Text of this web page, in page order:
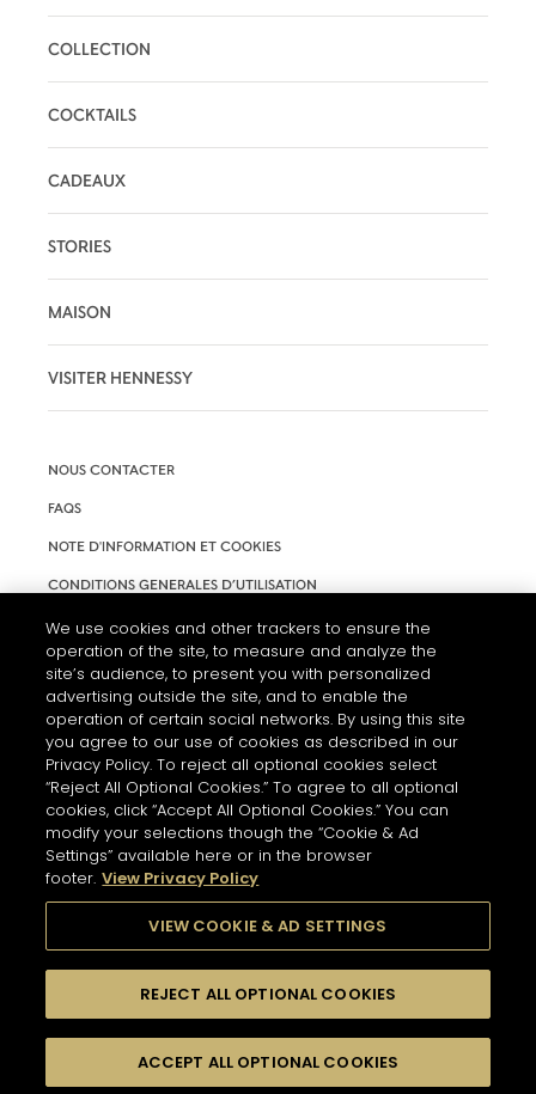
COLLECTION
COCKTAILS
CADEAUX
STORIES
MAISON
VISITER HENNESSY
NOUS CONTACTER
FAQS
NOTE D'INFORMATION ET COOKIES
CONDITIONS GENERALES D’UTILISATION
ACCESSIBILITÉ
PARAMÈTRES DES COOKIES
CONSOMMER AVEC MODÉRATION.
© 2026 HENNESSY
We use cookies and other trackers to ensure the
operation of the site, to measure and analyze the
site’s audience, to present you with personalized
advertising outside the site, and to enable the
operation of certain social networks. By using this site
you agree to our use of cookies as described in our
Privacy Policy. To reject all optional cookies select
“Reject All Optional Cookies.” To agree to all optional
cookies, click “Accept All Optional Cookies.” You can
modify your selections though the “Cookie & Ad
Settings” available here or in the browser
footer. View Privacy Policy
VIEW COOKIE & AD SETTINGS
REJECT ALL OPTIONAL COOKIES
ACCEPT ALL OPTIONAL COOKIES